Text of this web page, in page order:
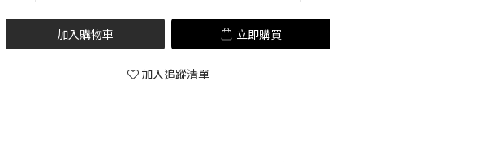
加入購物車 立即購買
加入追蹤清單